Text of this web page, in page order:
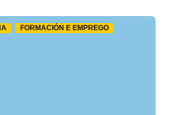
FORMACIÓN E EMPREGO